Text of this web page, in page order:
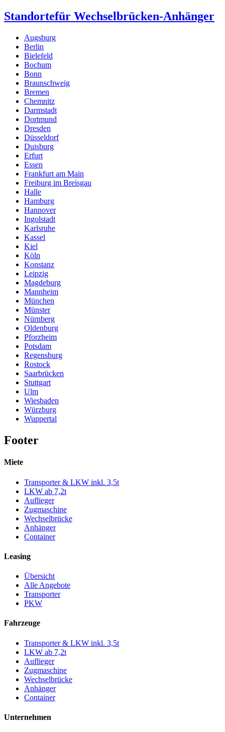
Standortefür Wechselbrücken-Anhänger
Augsburg
Berlin
Bielefeld
Bochum
Bonn
Braunschweig
Bremen
Chemnitz
Darmstadt
Dortmund
Dresden
Düsseldorf
Duisburg
Erfurt
Essen
Frankfurt am Main
Freiburg im Breisgau
Halle
Hamburg
Hannover
Ingolstadt
Karlsruhe
Kassel
Kiel
Köln
Konstanz
Leipzig
Magdeburg
Mannheim
München
Münster
Nürnberg
Oldenburg
Pforzheim
Potsdam
Regensburg
Rostock
Saarbrücken
Stuttgart
Ulm
Wiesbaden
Würzburg
Wuppertal
Footer
Miete
Transporter & LKW inkl. 3,5t
LKW ab 7,2t
Auflieger
Zugmaschine
Wechselbrücke
Anhänger
Container
Leasing
Übersicht
Alle Angebote
Transporter
PKW
Fahrzeuge
Transporter & LKW inkl. 3,5t
LKW ab 7,2t
Auflieger
Zugmaschine
Wechselbrücke
Anhänger
Container
Unternehmen